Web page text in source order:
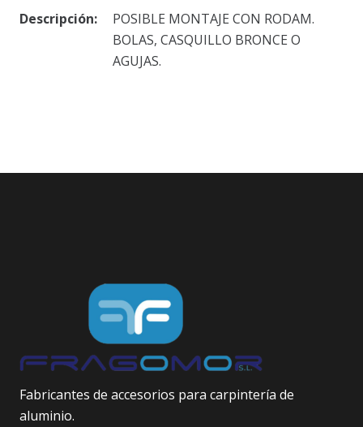
Descripción:
POSIBLE MONTAJE CON RODAM.
BOLAS, CASQUILLO BRONCE O
AGUJAS.
Fabricantes de accesorios para carpintería de
aluminio.